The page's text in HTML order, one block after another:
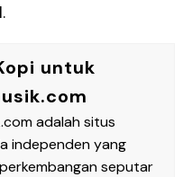
untuk
adalah situs
independen yang
seputar